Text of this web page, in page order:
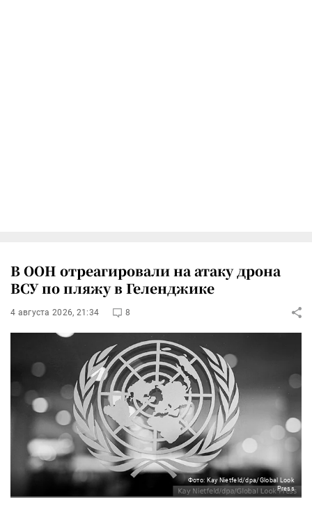
В ООН отреагировали на атаку дрона
ВСУ по пляжу в Геленджике
4 августа 2026, 21:34 8
Фото: Kay Nietfeld/dpa/Global Look
Press